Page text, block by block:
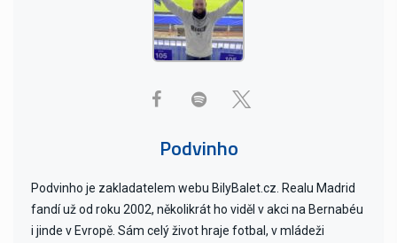
Podvinho
Podvinho je zakladatelem webu BilyBalet.cz. Realu Madrid
fandí už od roku 2002, několikrát ho viděl v akci na Bernabéu
i jinde v Evropě. Sám celý život hraje fotbal, v mládeži